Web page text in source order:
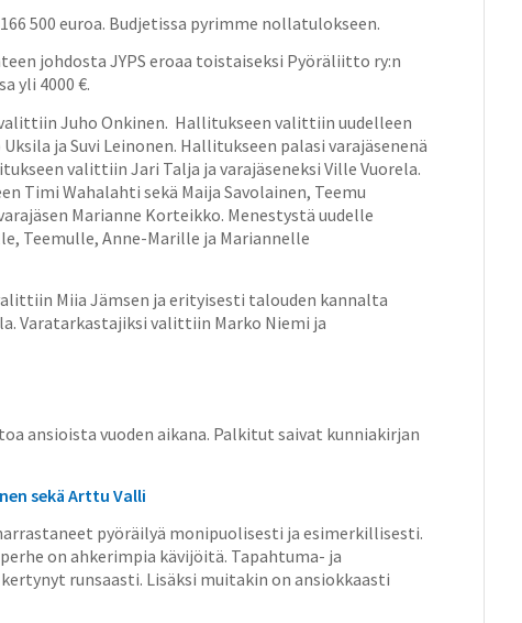
166 500 euroa. Budjetissa pyrimme nollatulokseen.
johdosta JYPS eroaa toistaiseksi Pyöräliitto ry:n
yli 4000 €.
Juho Onkinen. Hallitukseen valittiin uudelleen
ja Suvi Leinonen. Hallitukseen palasi varajäsenenä
valittiin Jari Talja ja varajäseneksi Ville Vuorela.
Timi Wahalahti sekä Maija Savolainen, Teemu
Marianne Korteikko. Menestystä uudelle
Teemulle, Anne-Marille ja Mariannelle
Miia Jämsen ja erityisesti talouden kannalta
Varatarkastajiksi valittiin Marko Niemi ja
ansioista vuoden aikana. Palkitut saivat kunniakirjan
sekä Arttu Valli
pyöräilyä monipuolisesti ja esimerkillisesti.
on ahkerimpia kävijöitä. Tapahtuma- ja
runsaasti. Lisäksi muitakin on ansiokkaasti